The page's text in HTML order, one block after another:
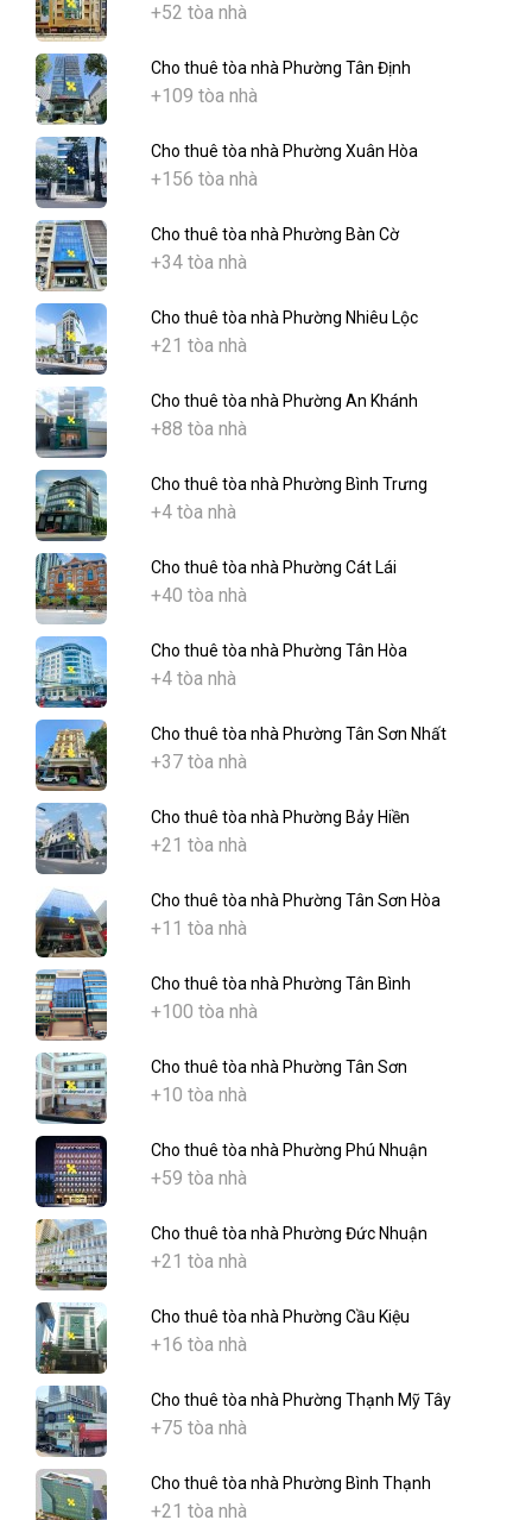
+52 tòa nhà
Cho thuê tòa nhà Phường Tân Định
+109 tòa nhà
Cho thuê tòa nhà Phường Xuân Hòa
+156 tòa nhà
Cho thuê tòa nhà Phường Bàn Cờ
+34 tòa nhà
Cho thuê tòa nhà Phường Nhiêu Lộc
+21 tòa nhà
Cho thuê tòa nhà Phường An Khánh
+88 tòa nhà
Cho thuê tòa nhà Phường Bình Trưng
+4 tòa nhà
Cho thuê tòa nhà Phường Cát Lái
+40 tòa nhà
Cho thuê tòa nhà Phường Tân Hòa
+4 tòa nhà
Cho thuê tòa nhà Phường Tân Sơn Nhất
+37 tòa nhà
Cho thuê tòa nhà Phường Bảy Hiền
+21 tòa nhà
Cho thuê tòa nhà Phường Tân Sơn Hòa
+11 tòa nhà
Cho thuê tòa nhà Phường Tân Bình
+100 tòa nhà
Cho thuê tòa nhà Phường Tân Sơn
+10 tòa nhà
Cho thuê tòa nhà Phường Phú Nhuận
+59 tòa nhà
Cho thuê tòa nhà Phường Đức Nhuận
+21 tòa nhà
Cho thuê tòa nhà Phường Cầu Kiệu
+16 tòa nhà
Cho thuê tòa nhà Phường Thạnh Mỹ Tây
+75 tòa nhà
Cho thuê tòa nhà Phường Bình Thạnh
+21 tòa nhà